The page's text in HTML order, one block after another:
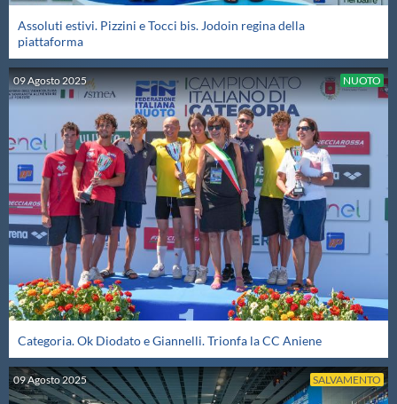
Propaganda
Centri Federali
Area Legislativa
Protezione Civile
Qualità
Sostenibilità
Privacy
Cookie Policy
Assoluti estivi. Pizzini e Tocci bis. Jodoin regina della
piattaforma
NUOTO
09Agosto2025
Categoria. Ok Diodato e Giannelli. Trionfa la CC Aniene
SALVAMENTO
09Agosto2025